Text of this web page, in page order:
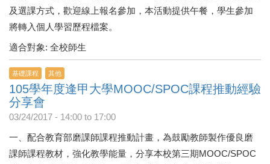
及選課方式，歡迎線上報名參加，本活動提供午餐，學生參加
將轉入個人學習歷程檔案。
適合對象: 全校師生
基礎課程 其他
105學年度逢甲大學MOOC/SPOC課程推動經驗
分享會
03/24/2017 - 14:00 to 17:00
一、配合教育部磨課師課程推動計畫，為鼓勵教師製作優良磨
課師課程教材，強化教學能量，分享本校第三期MOOC/SPOC